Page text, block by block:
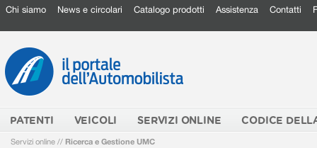
Chi siamo News e circolari Catalogo prodotti Assistenza Contatti
PATENTI VEICOLI SERVIZI ONLINE CODICE
Servizi online // Ricerca e Gestione UMC